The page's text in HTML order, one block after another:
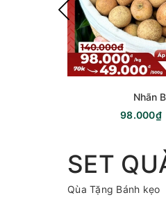
Nhãn
98.000₫
SET
Qùa Tặng Bánh kẹo